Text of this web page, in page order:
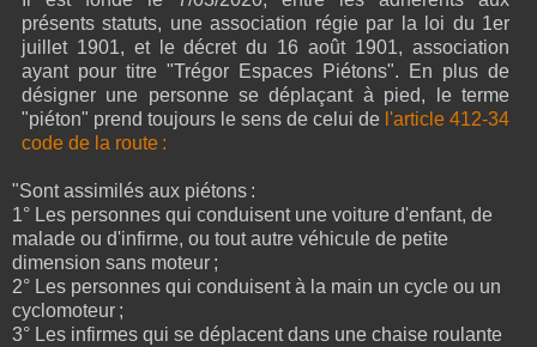
présents statuts, une association régie par la loi du 1er
juillet 1901, et le décret du 16 août 1901, association
ayant pour titre "Trégor Espaces Piétons". En plus de
désigner une personne se déplaçant à pied, le terme
"piéton" prend toujours le sens de celui de l'article 412-34
code de la route :
"Sont assimilés aux piétons :
1° Les personnes qui conduisent une voiture d'enfant, de
malade ou d'infirme, ou tout autre véhicule de petite
dimension sans moteur ;
2° Les personnes qui conduisent à la main un cycle ou un
cyclomoteur ;
3° Les infirmes qui se déplacent dans une chaise roulante